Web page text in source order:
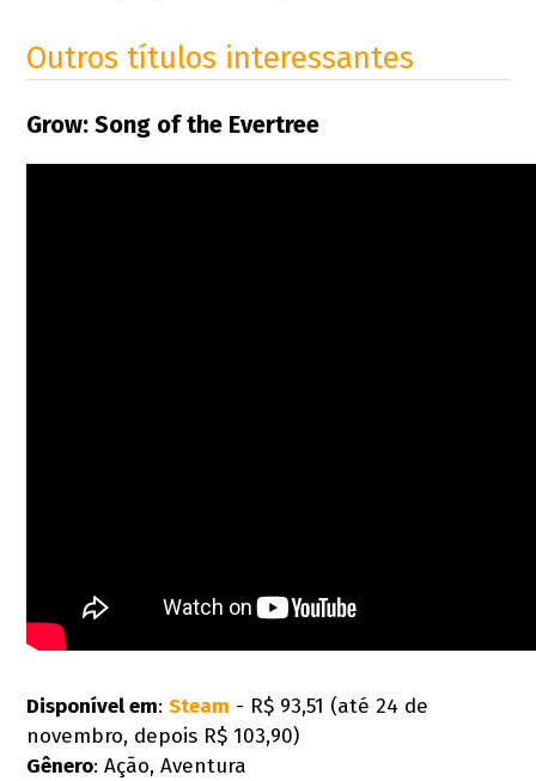
Outros títulos interessantes
Grow: Song of the Evertree
Disponível em:Steam - R$ 93,51 (até 24 de
novembro, depois R$ 103,90)
Gênero: Ação, Aventura